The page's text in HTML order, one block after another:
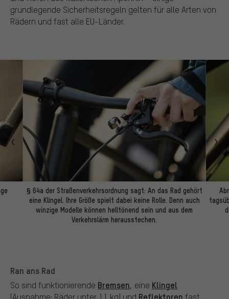
grundlegende Sicherheitsregeln gelten für alle Arten von
Rädern und fast alle EU-Länder.
§ 64a der Straßenverkehrsordnung sagt: An das Rad gehört
eine Klingel. Ihre Größe spielt dabei keine Rolle. Denn auch
winzige Modelle können helltönend sein und aus dem
Verkehrslärm herausstechen.
Ran ans Rad
So sind funktionierende Bremsen, eine Klingel
(Ausnahme: Räder unter 11 kg) und Reflektoren fast